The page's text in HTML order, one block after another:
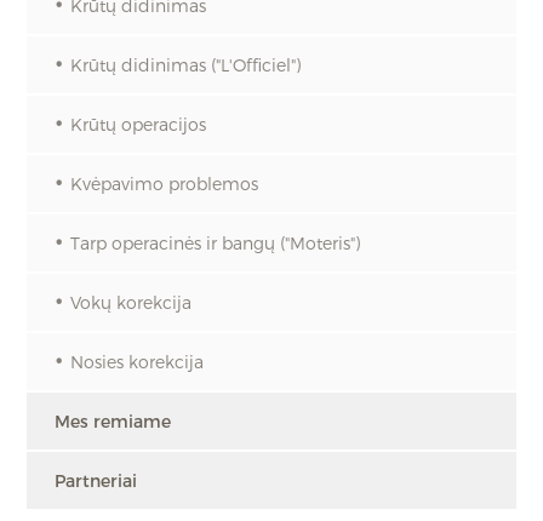
Krūtų didinimas
Krūtų didinimas ("L'Officiel")
Krūtų operacijos
Kvėpavimo problemos
Tarp operacinės ir bangų ("Moteris")
Vokų korekcija
Nosies korekcija
Mes remiame
Partneriai